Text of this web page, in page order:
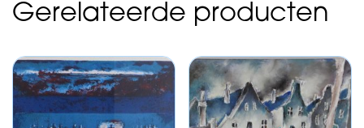
Gerelateerde producten